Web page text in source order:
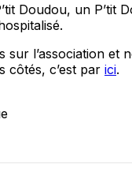
Doudou, un P’tit
sur l’association et
côtés, c’est par ici.